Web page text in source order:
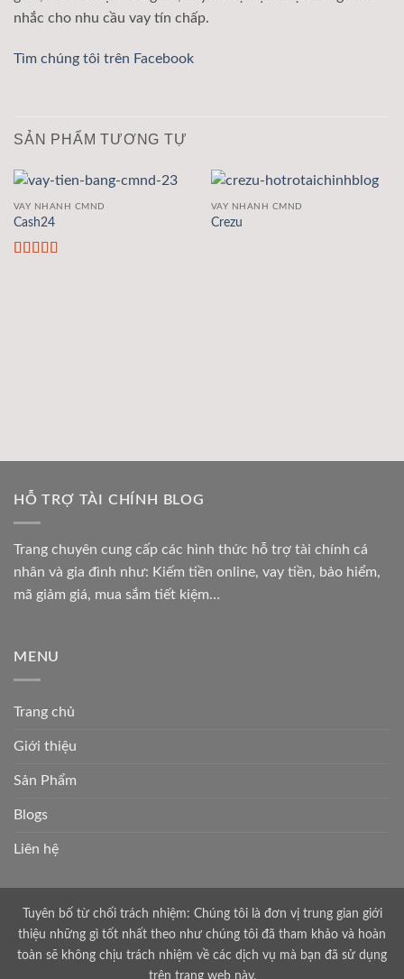
nhắc cho nhu cầu vay tín chấp.
Tìm chúng tôi trên Facebook
SẢN PHẨM TƯƠNG TỰ
VAY NHANH CMND
Cash24
VAY NHANH CMND
Crezu
HỖ TRỢ TÀI CHÍNH BLOG
Trang chuyên cung cấp các hình thức hỗ trợ tài chính cá
nhân và gia đình như: Kiếm tiền online, vay tiền, bảo hiểm,
mã giảm giá, mua sắm tiết kiệm…
MENU
Trang chủ
Giới thiệu
Sản Phẩm
Blogs
Liên hệ
Tuyên bố từ chối trách nhiệm: Chúng tôi là đơn vị trung gian giới
thiệu những gì tốt nhất theo như chúng tôi đã tham khảo và hoàn
toàn sẽ không chịu trách nhiệm về các dịch vụ mà bạn đã sử dụng
trên trang web này.